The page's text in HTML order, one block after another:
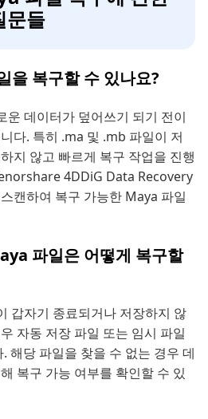
문들
을 복구할 수 있나요?
운 데이터가 덮어쓰기 되기 전이
다. 특히 .ma 및 .mb 파일이 저
지 않고 빠르게 복구 작업을 진행
4DDiG Data Recovery
캔하여 복구 가능한 Maya 파일
파일은 어떻게 복구할
갑자기 종료되거나 저장하지 않
자동 저장 파일 또는 임시 파일
해당 파일을 찾을 수 없는 경우 데
복구 가능 여부를 확인할 수 있